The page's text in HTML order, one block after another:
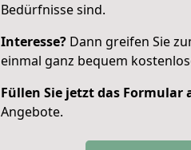
Bedürfnisse sind.
Interesse? Dann greifen Sie
einmal ganz bequem
Füllen Sie jetzt das Formular
Angebote.